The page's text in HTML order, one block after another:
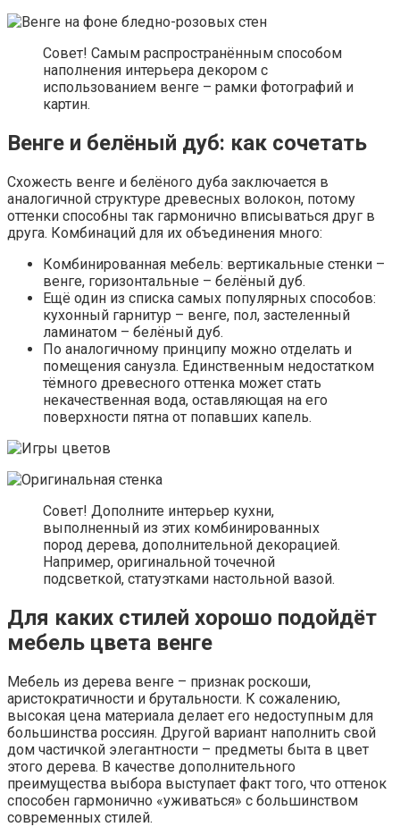
Совет! Самым распространённым способом
наполнения интерьера декором с
использованием венге – рамки фотографий и
картин.
Венге и белёный дуб: как сочетать
Схожесть венге и белёного дуба заключается в
аналогичной структуре древесных волокон, потому
оттенки способны так гармонично вписываться друг в
друга. Комбинаций для их объединения много:
Комбинированная мебель: вертикальные стенки –
венге, горизонтальные – белёный дуб.
Ещё один из списка самых популярных способов:
кухонный гарнитур – венге, пол, застеленный
ламинатом – белёный дуб.
По аналогичному принципу можно отделать и
помещения санузла. Единственным недостатком
тёмного древесного оттенка может стать
некачественная вода, оставляющая на его
поверхности пятна от попавших капель.
Совет! Дополните интерьер кухни,
выполненный из этих комбинированных
пород дерева, дополнительной декорацией.
Например, оригинальной точечной
подсветкой, статуэтками настольной вазой.
Для каких стилей хорошо подойдёт
мебель цвета венге
Мебель из дерева венге – признак роскоши,
аристократичности и брутальности. К сожалению,
высокая цена материала делает его недоступным для
большинства россиян. Другой вариант наполнить свой
дом частичкой элегантности – предметы быта в цвет
этого дерева. В качестве дополнительного
преимущества выбора выступает факт того, что оттенок
способен гармонично «уживаться» с большинством
современных стилей.